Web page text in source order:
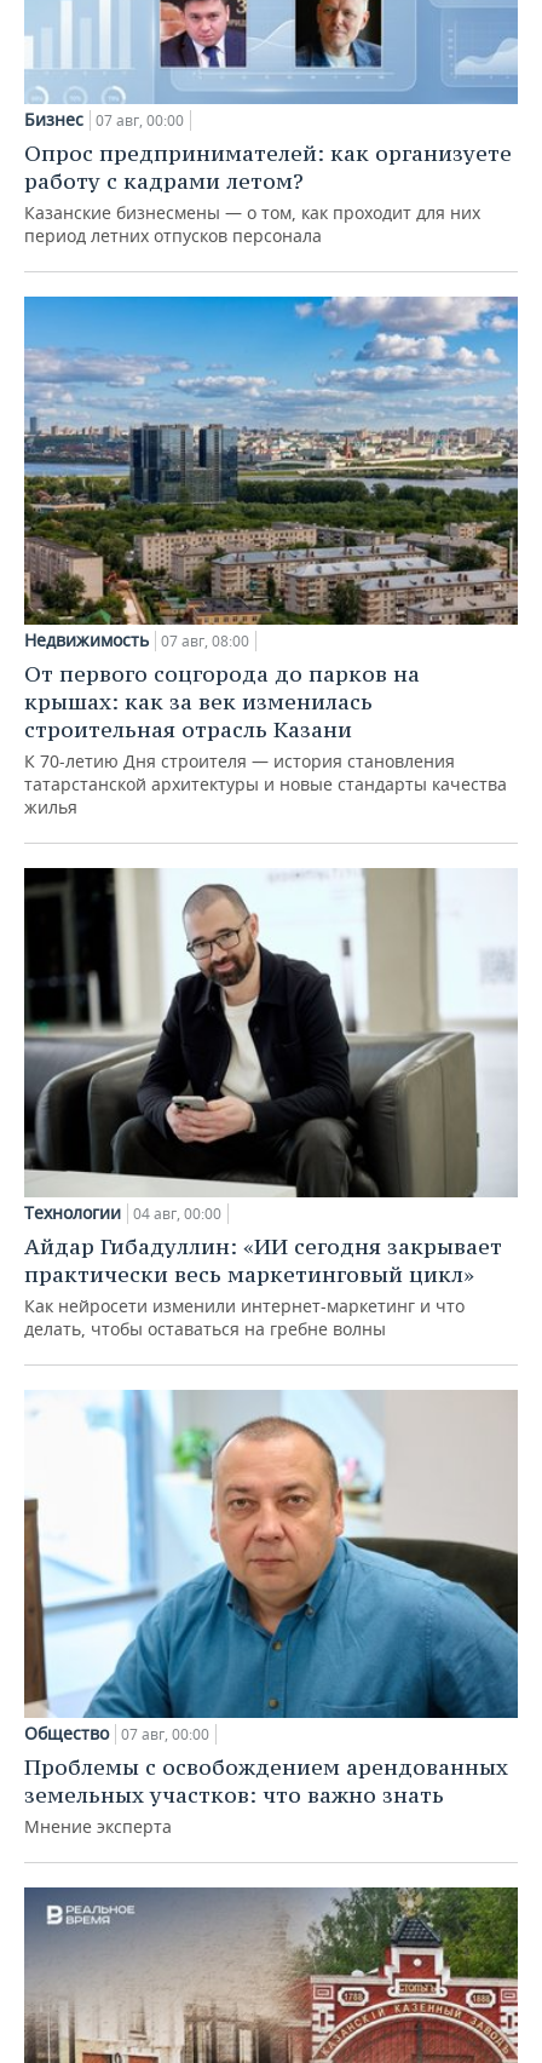
Бизнес 07 авг, 00:00
Опрос предпринимателей: как организуете
работу с кадрами летом?
Казанские бизнесмены — о том, как проходит для них
период летних отпусков персонала
Недвижимость 07 авг, 08:00
От первого соцгорода до парков на
крышах: как за век изменилась
строительная отрасль Казани
К 70-летию Дня строителя — история становления
татарстанской архитектуры и новые стандарты качества
жилья
Технологии 04 авг, 00:00
Айдар Гибадуллин: «ИИ сегодня закрывает
практически весь маркетинговый цикл»
Как нейросети изменили интернет-маркетинг и что
делать, чтобы оставаться на гребне волны
Общество 07 авг, 00:00
Проблемы с освобождением арендованных
земельных участков: что важно знать
Мнение эксперта